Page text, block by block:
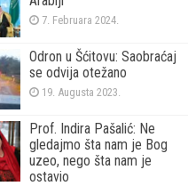
7. Februara 2024.
Odron u Šćitovu: Saobraćaj
se odvija otežano
19. Augusta 2023.
Prof. Indira Pašalić: Ne
gledajmo šta nam je Bog
uzeo, nego šta nam je
ostavio